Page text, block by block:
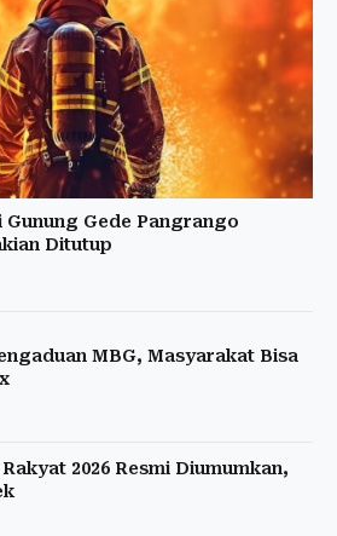
Gede Pangrango
Ditutup
MBG, Masyarakat Bisa
2026 Resmi Diumumkan,